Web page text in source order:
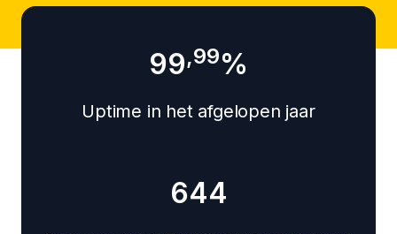
99,99%
Uptime in het afgelopen jaar
644